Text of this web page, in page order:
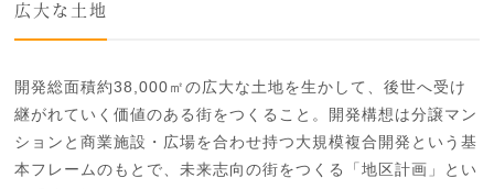
広大な土地
開発総面積約38,000㎡の広大な土地を生かして、後世へ受け
継がれていく価値のある街をつくること。開発構想は分譲マン
ションと商業施設・広場を合わせ持つ大規模複合開発という基
本フレームのもとで、未来志向の街をつくる「地区計画」とい